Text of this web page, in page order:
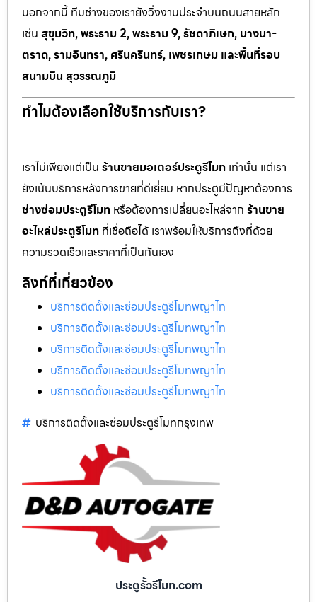
นอกจากนี้ ทีมช่างของเรายังวิ่งงานประจำบนถนนสายหลัก
เช่น สุขุมวิท, พระราม 2, พระราม 9, รัชดาภิเษก, บางนา-
ตราด, รามอินทรา, ศรีนครินทร์, เพชรเกษม และพื้นที่รอบ
สนามบิน สุวรรณภูมิ
ทำไมต้องเลือกใช้บริการกับเรา?
เราไม่เพียงแต่เป็น ร้านขายมอเตอร์ประตูรีโมท เท่านั้น แต่เรา
ยังเน้นบริการหลังการขายที่ดีเยี่ยม หากประตูมีปัญหาต้องการ
ช่างซ่อมประตูรีโมท หรือต้องการเปลี่ยนอะไหล่จาก ร้านขาย
อะไหล่ประตูรีโมท ที่เชื่อถือได้ เราพร้อมให้บริการถึงที่ด้วย
ความรวดเร็วและราคาที่เป็นกันเอง
ลิงก์ที่เกี่ยวข้อง
บริการติดตั้งและซ่อมประตูรีโมทพญาไท
บริการติดตั้งและซ่อมประตูรีโมทพญาไท
บริการติดตั้งและซ่อมประตูรีโมทพญาไท
บริการติดตั้งและซ่อมประตูรีโมทพญาไท
บริการติดตั้งและซ่อมประตูรีโมทพญาไท
บริการติดตั้งและซ่อมประตูรีโมทกรุงเทพ
ประตูรั้วรีโมท.com